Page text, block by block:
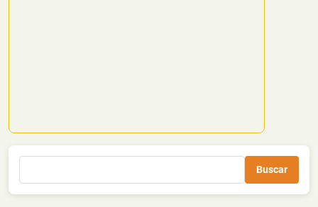
Buscar